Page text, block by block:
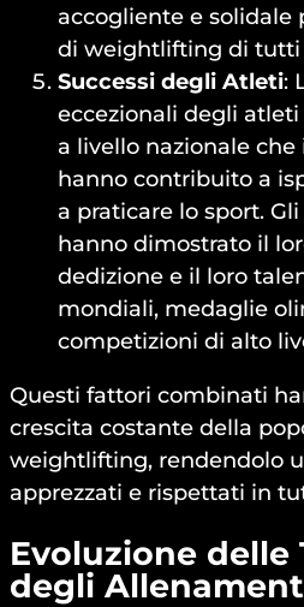
accogliente e solidale
di weightlifting di tutti
Successi degli Atleti:
eccezionali degli
a livello nazionale
hanno contribuito a
a praticare lo sport.
hanno dimostrato il
dedizione e il loro
mondiali, medaglie
competizioni di alto
Questi fattori combinati
crescita costante della
weightlifting, rendendolo
apprezzati e rispettati in
Evoluzione delle
degli